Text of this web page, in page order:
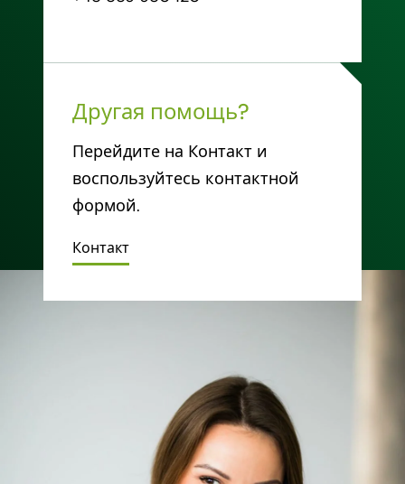
Другая помощь?
Перейдите на Контакт и
воспользуйтесь контактной
формой.
Контакт